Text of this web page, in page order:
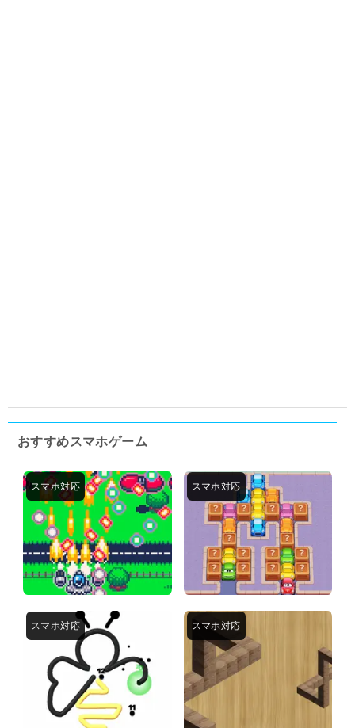
おすすめスマホゲーム